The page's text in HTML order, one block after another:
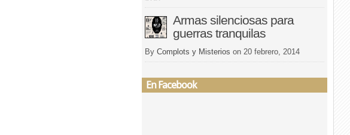
Armas silenciosas para
guerras tranquilas
By Complots y Misterios on 20 febrero, 2014
En Facebook